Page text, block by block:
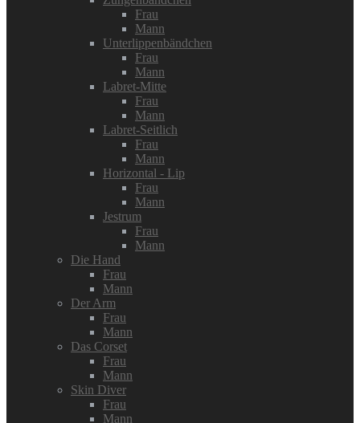
Frau
Mann
Unterlippenbändchen
Frau
Mann
Labret-Mitte
Frau
Mann
Labret-Seitlich
Frau
Mann
Horizontal - Lip
Frau
Mann
Jestrum
Frau
Mann
Die Hand
Frau
Mann
Der Arm
Frau
Mann
Das Corset
Frau
Mann
Skin Diver
Frau
Mann